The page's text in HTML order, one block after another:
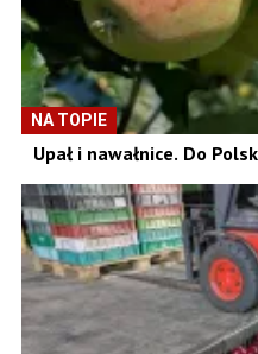
NA TOPIE
Upał i nawałnice. Do